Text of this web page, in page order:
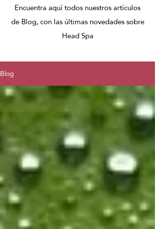
Encuentra aquí todos nuestros artículos
de Blog, con las últimas novedades sobre
Head Spa
Blog